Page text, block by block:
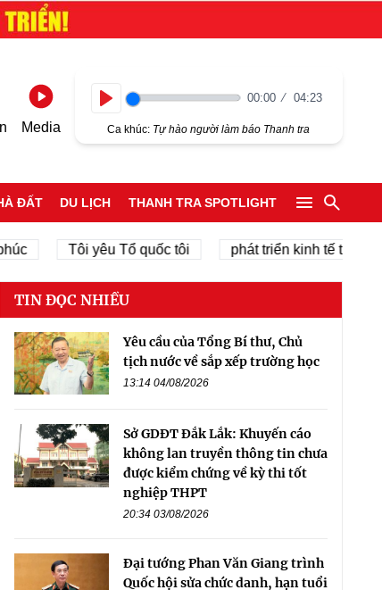
Media
00:00 04:23
Ca khúc: Tự hào người làm báo Thanh tra
ĐẤT DU LỊCH THANH TRA SPOTLIGHT
Tôi yêu Tổ quốc tôi phát triển kinh tế tư nhân
TIN ĐỌC NHIỀU
Yêu cầu của Tổng Bí thư, Chủ
tịch nước về sắp xếp trường học
13:14 04/08/2026
Sở GDĐT Đắk Lắk: Khuyến cáo
không lan truyền thông tin chưa
được kiểm chứng về kỳ thi tốt
nghiệp THPT
20:34 03/08/2026
Đại tướng Phan Văn Giang trình
Quốc hội sửa chức danh, hạn tuổi